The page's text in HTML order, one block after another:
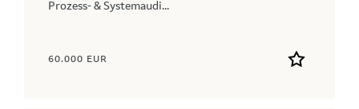
Prozess- & Systemaudi...
60.000 EUR